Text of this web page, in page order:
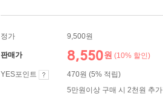
정가 9,500원
판매가 8,550원 (10% 할인)
YES포인트
470원 (5% 적립)
5만원이상 구매 시 2천원 추가